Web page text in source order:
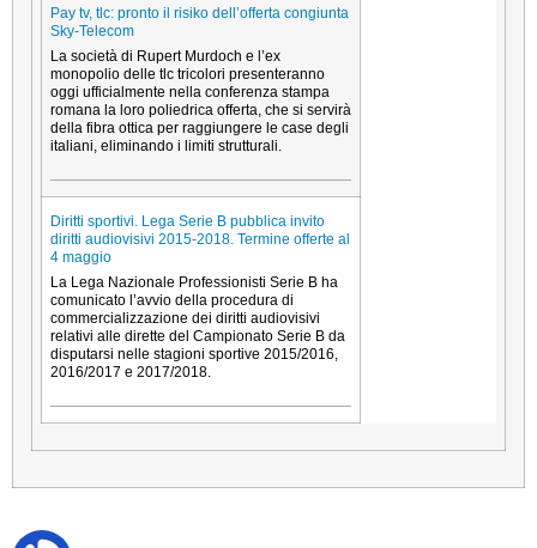
Pay tv, tlc: pronto il risiko dell’offerta congiunta
Sky-Telecom
La società di Rupert Murdoch e l’ex
monopolio delle tlc tricolori presenteranno
oggi ufficialmente nella conferenza stampa
romana la loro poliedrica offerta, che si servirà
della fibra ottica per raggiungere le case degli
italiani, eliminando i limiti strutturali.
Diritti sportivi. Lega Serie B pubblica invito
diritti audiovisivi 2015-2018. Termine offerte al
4 maggio
La Lega Nazionale Professionisti Serie B ha
comunicato l’avvio della procedura di
commercializzazione dei diritti audiovisivi
relativi alle dirette del Campionato Serie B da
disputarsi nelle stagioni sportive 2015/2016,
2016/2017 e 2017/2018.